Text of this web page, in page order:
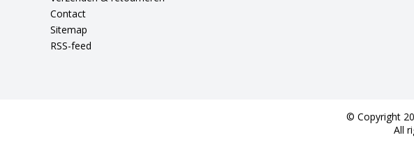
Contact
Sitemap
RSS-feed
© Copyright
All